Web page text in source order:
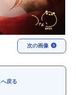
次の画像
戻る